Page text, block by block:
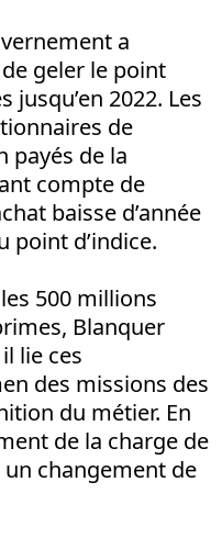
a
geler le point
jusqu’en 2022. Les
de
payés de la
compte de
baisse d’année
point d’indice.
500 millions
Blanquer
lie ces
des missions des
du métier. En
de la charge de
changement de